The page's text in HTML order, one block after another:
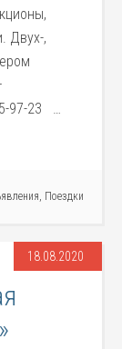
Двух-,
97-23 …
, Поездки
18.08.2020